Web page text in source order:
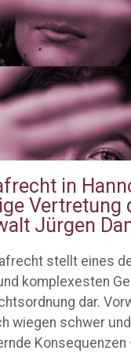
in
Vertretung
Jürgen
stellt eines
komplexesten
dar.
wiegen schwer